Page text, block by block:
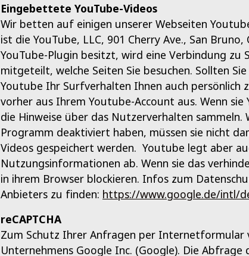
Eingebettete YouTube-Videos
Wir betten auf einigen unserer Webseiten
ist die YouTube, LLC, 901 Cherry Ave., San
YouTube-Plugin besitzt, wird eine Verbindung
mitgeteilt, welche Seiten Sie besuchen. Sollten
Youtube Ihr Surfverhalten Ihnen auch persönlich
vorher aus Ihrem Youtube-Account aus. Wenn
die Hinweise über das Nutzerverhalten sammeln.
Programm deaktiviert haben, müssen sie nicht
Videos gespeichert werden. Youtube legt aber
Nutzungsinformationen ab. Wenn sie das
in ihrem Browser blockieren. Infos zum
Anbieters zu finden: https://www.google.de/intl/
reCAPTCHA
Zum Schutz Ihrer Anfragen per Internetformular
Unternehmens Google Inc. (Google). Die